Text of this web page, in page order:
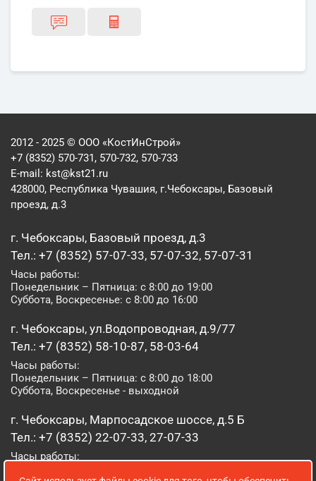
2012 - 2025 © ООО «КостИнСтрой»
+7 (8352) 570-731, 570-732, 570-733
E-mail: kst@kst21.ru
428000, Республика Чувашия, г.Чебоксары, Базовый
проезд, д.3
г. Чебоксары, Базовый проезд, д.3
Тел.: +7 (8352) 57-07-33, 57-07-32, 57-07-31
Часы работы:
Понедельник – Пятница: с 8:00 до 19:00
Суббота, Воскресенье: с 8:00 до 16:00
г. Чебоксары, ул.Водопроводная, д.9/77
Тел.: +7 (8352) 58-10-87, 58-03-64
Часы работы:
Понедельник – Пятница: с 8:00 до 18:00
Суббота, Воскресенье - выходной
г. Чебоксары, Марпосадское шоссе, д.5 Б
Тел.: +7 (8352) 22-07-33, 27-07-33
Часы работы: